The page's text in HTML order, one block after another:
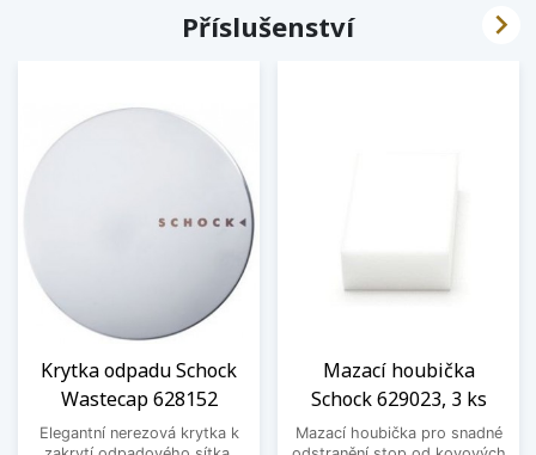
Příslušenství
Krytka odpadu Schock
Wastecap 628152
Elegantní nerezová krytka k
Mazací houbička
Schock 629023, 3 ks
Mazací houbička pro snadné
